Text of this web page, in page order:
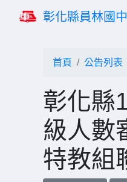
彰化縣員林國
首頁 公告列表
彰化縣
級人數
特教組